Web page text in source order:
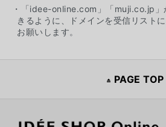
・「idee-online.com」「muji.co.jp」
きるように、ドメインを受信リスト
お願いします。
PAGE TOP